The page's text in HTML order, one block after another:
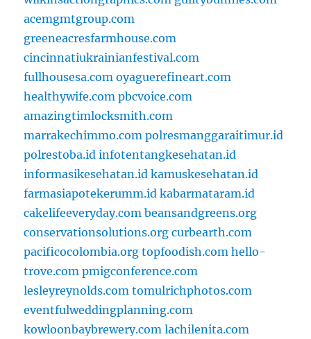
acemgmtgroup.com
greeneacresfarmhouse.com
cincinnatiukrainianfestival.com
fullhousesa.com oyaguerefineart.com
healthywife.com pbcvoice.com
amazingtimlocksmith.com
marrakechimmo.com polresmanggaraitimur.id
polrestoba.id infotentangkesehatan.id
informasikesehatan.id kamuskesehatan.id
farmasiapotekerumm.id kabarmataram.id
cakelifeeveryday.com beansandgreens.org
conservationsolutions.org curbearth.com
pacificocolombia.org topfoodish.com hello-
trove.com pmigconference.com
lesleyreynolds.com tomulrichphotos.com
eventfulweddingplanning.com
kowloonbaybrewery.com lachilenita.com